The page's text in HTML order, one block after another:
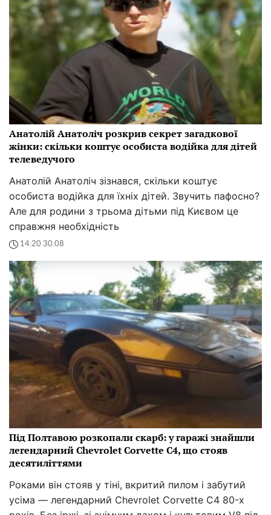
Анатолій Анатоліч розкрив секрет загадкової
жінки: скільки коштує особиста водійка для дітей
телеведучого
Анатолій Анатоліч зізнався, скільки коштує
особиста водійка для їхніх дітей. Звучить пафосно?
Але для родини з трьома дітьми під Києвом це
справжня необхідність
14:20 30.08
Під Полтавою розкопали скарб: у гаражі знайшли
легендарний Chevrolet Corvette C4, що стояв
десятиліттями
Роками він стояв у тіні, вкритий пилом і забутий
усіма — легендарний Chevrolet Corvette C4 80-х